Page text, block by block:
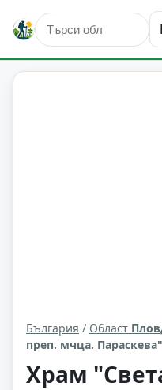
култура и изкуство
България / Област
преп. мчца.
Храм